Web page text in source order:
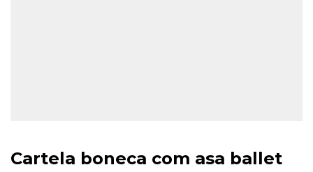
Cartela boneca com asa ballet